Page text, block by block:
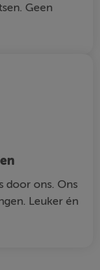
Geen
door ons. Ons
Leuker én